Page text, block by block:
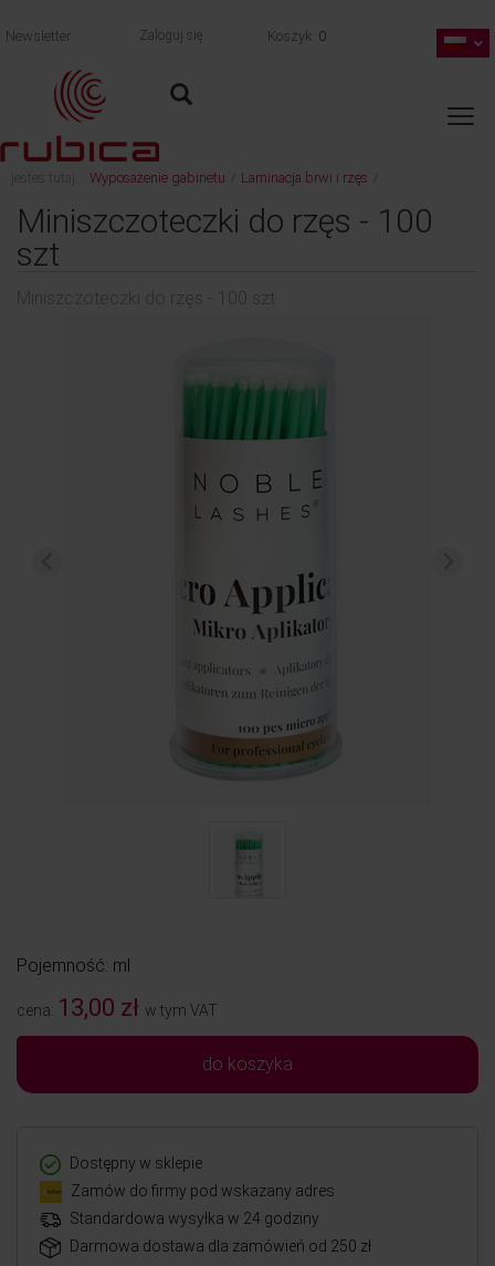
Newsletter Zaloguj się Koszyk 0
jesteś tutaj: Wyposażenie gabinetu Laminacja brwi i rzęs
Miniszczoteczki do rzęs - 100 szt
Miniszczoteczki do rzęs - 100
szt
Miniszczoteczki do rzęs - 100 szt
Pojemność: ml
cena: 13,00 zł w tym VAT
do koszyka
Dostępny w sklepie
Zamów do firmy pod wskazany adres
Standardowa wysyłka w 24 godziny
Darmowa dostawa dla zamówień od 250 zł